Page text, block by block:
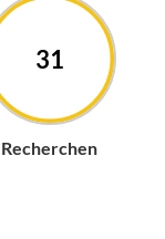
31
Recherchen